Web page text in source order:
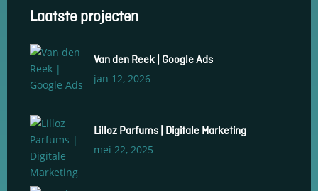
Laatste projecten
Van den Reek | Google Ads
jan 12, 2026
Lilloz Parfums | Digitale Marketing
mei 22, 2025